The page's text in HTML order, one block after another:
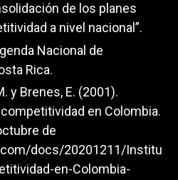
de los planes
a nivel nacional”.
Nacional de
Rica.
y Brenes, E. (2001).
en Colombia.
de
docs/20201211/Institu
en-Colombia-